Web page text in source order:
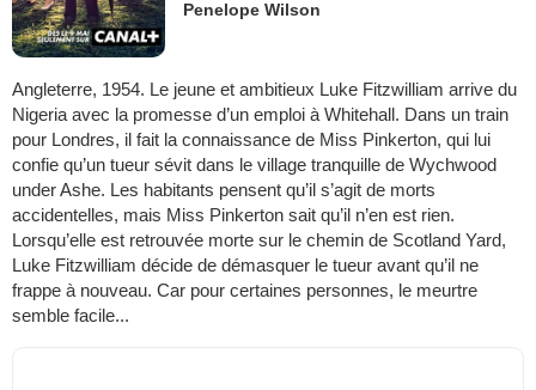
Penelope Wilson
Angleterre, 1954. Le jeune et ambitieux Luke Fitzwilliam arrive du
Nigeria avec la promesse d’un emploi à Whitehall. Dans un train
pour Londres, il fait la connaissance de Miss Pinkerton, qui lui
confie qu’un tueur sévit dans le village tranquille de Wychwood
under Ashe. Les habitants pensent qu’il s’agit de morts
accidentelles, mais Miss Pinkerton sait qu’il n’en est rien.
Lorsqu’elle est retrouvée morte sur le chemin de Scotland Yard,
Luke Fitzwilliam décide de démasquer le tueur avant qu’il ne
frappe à nouveau. Car pour certaines personnes, le meurtre
semble facile...